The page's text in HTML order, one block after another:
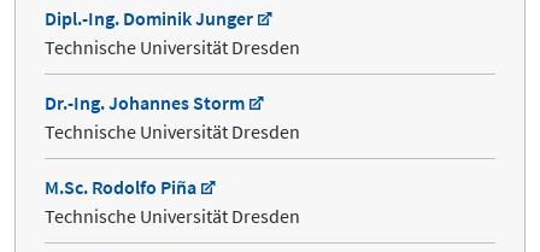
Dipl.-Ing. Dominik Junger
Technische Universität Dresden
Dr.-Ing. Johannes Storm
Technische Universität Dresden
M.Sc. Rodolfo Piña
Technische Universität Dresden